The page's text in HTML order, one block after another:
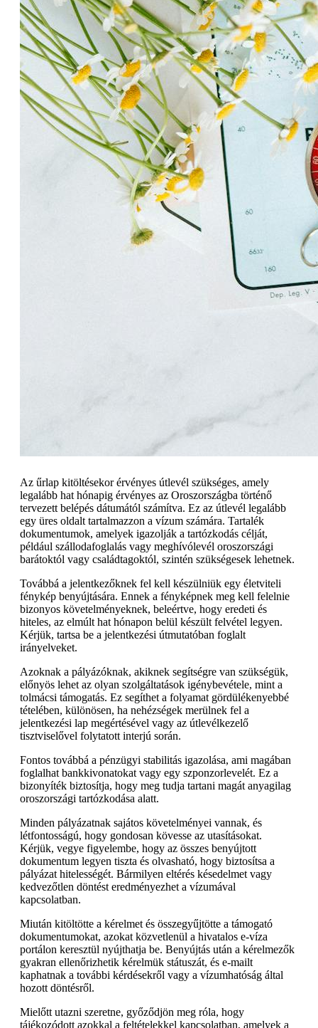
Az űrlap kitöltésekor érvényes útlevél szükséges, amely
legalább hat hónapig érvényes az Oroszországba történő
tervezett belépés dátumától számítva. Ez az útlevél legalább
egy üres oldalt tartalmazzon a vízum számára. Tartalék
dokumentumok, amelyek igazolják a tartózkodás célját,
például szállodafoglalás vagy meghívólevél oroszországi
barátoktól vagy családtagoktól, szintén szükségesek lehetnek.
Továbbá a jelentkezőknek fel kell készülniük egy életviteli
fénykép benyújtására. Ennek a fényképnek meg kell felelnie
bizonyos követelményeknek, beleértve, hogy eredeti és
hiteles, az elmúlt hat hónapon belül készült felvétel legyen.
Kérjük, tartsa be a jelentkezési útmutatóban foglalt
irányelveket.
Azoknak a pályázóknak, akiknek segítségre van szükségük,
előnyös lehet az olyan szolgáltatások igénybevétele, mint a
tolmácsi támogatás. Ez segíthet a folyamat gördülékenyebbé
tételében, különösen, ha nehézségek merülnek fel a
jelentkezési lap megértésével vagy az útlevélkezelő
tisztviselővel folytatott interjú során.
Fontos továbbá a pénzügyi stabilitás igazolása, ami magában
foglalhat bankkivonatokat vagy egy szponzorlevelét. Ez a
bizonyíték biztosítja, hogy meg tudja tartani magát anyagilag
oroszországi tartózkodása alatt.
Minden pályázatnak sajátos követelményei vannak, és
létfontosságú, hogy gondosan kövesse az utasításokat.
Kérjük, vegye figyelembe, hogy az összes benyújtott
dokumentum legyen tiszta és olvasható, hogy biztosítsa a
pályázat hitelességét. Bármilyen eltérés késedelmet vagy
kedvezőtlen döntést eredményezhet a vízumával
kapcsolatban.
Miután kitöltötte a kérelmet és összegyűjtötte a támogató
dokumentumokat, azokat közvetlenül a hivatalos e-víza
portálon keresztül nyújthatja be. Benyújtás után a kérelmezők
gyakran ellenőrizhetik kérelmük státuszát, és e-mailt
kaphatnak a további kérdésekről vagy a vízumhatóság által
hozott döntésről.
Mielőtt utazni szeretne, győződjön meg róla, hogy
tájékozódott azokkal a feltételekkel kapcsolatban, amelyek a